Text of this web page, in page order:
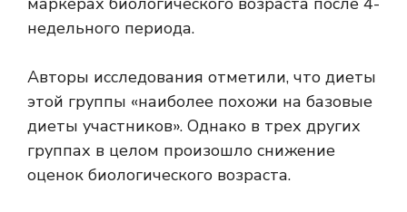
недельного периода.
Авторы исследования отметили, что диеты
этой группы «наиболее похожи на базовые
диеты участников». Однако в трех других
группах в целом произошло снижение
оценок биологического возраста.